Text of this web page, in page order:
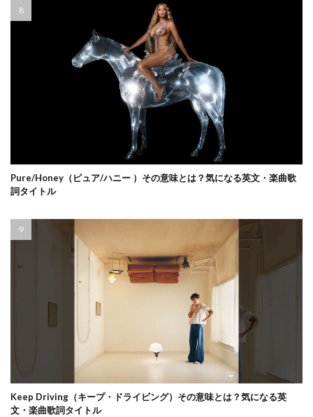
Pure/Honey（ピュア/ハニー ）その意味とは？気になる英文・楽曲歌
詞タイトル
Keep Driving（キープ・ドライビング）その意味とは？気になる英
文・楽曲歌詞タイトル